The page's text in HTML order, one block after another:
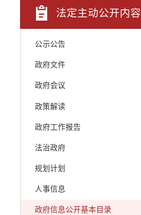
法定主动公开内容
公示公告
政府文件
政府会议
政策解读
政府工作报告
法治政府
规划计划
人事信息
政府信息公开基本目录